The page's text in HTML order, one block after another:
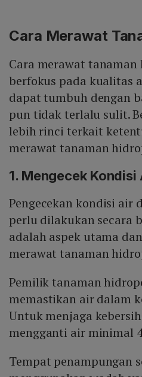
Cara Merawat
Cara merawat
berfokus pada kualitas
dapat tumbuh dengan
pun tidak terlalu sulit.
lebih rinci terkait
merawat tanaman
1. Mengecek Kondisi
Pengecekan kondisi air
perlu dilakukan secara
adalah aspek utama
merawat tanaman
Pemilik tanaman
memastikan air dalam
Untuk menjaga
mengganti air minimal
Tempat penampungan